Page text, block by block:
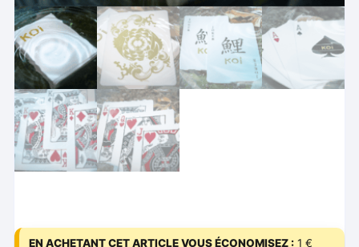
EN ACHETANT CET ARTICLE VOUS ÉCONOMISEZ : 1 €